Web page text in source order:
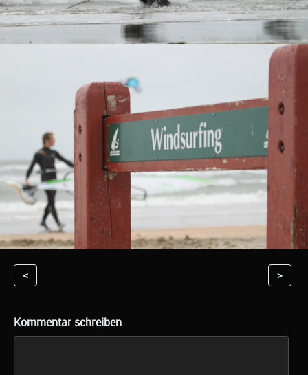
< >
Kommentar schreiben